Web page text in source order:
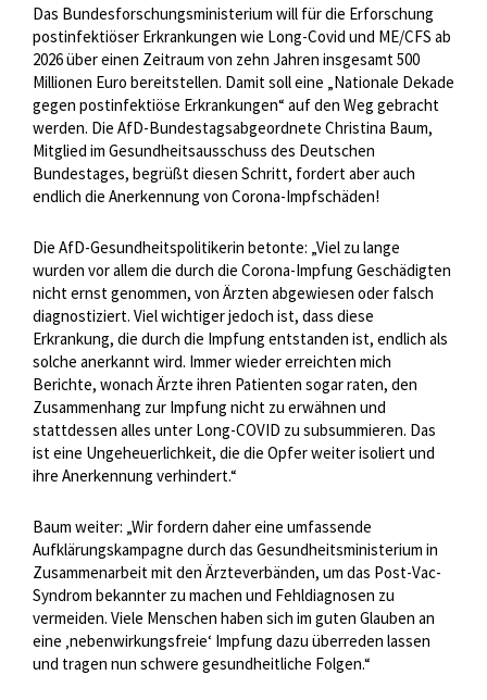
Das Bundesforschungsministerium will für die Erforschung
postinfektiöser Erkrankungen wie Long-Covid und ME/CFS ab
2026 über einen Zeitraum von zehn Jahren insgesamt 500
Millionen Euro bereitstellen. Damit soll eine „Nationale Dekade
gegen postinfektiöse Erkrankungen“ auf den Weg gebracht
werden. Die AfD-Bundestagsabgeordnete Christina Baum,
Mitglied im Gesundheitsausschuss des Deutschen
Bundestages, begrüßt diesen Schritt, fordert aber auch
endlich die Anerkennung von Corona-Impfschäden!
Die AfD-Gesundheitspolitikerin betonte: „Viel zu lange
wurden vor allem die durch die Corona-Impfung Geschädigten
nicht ernst genommen, von Ärzten abgewiesen oder falsch
diagnostiziert. Viel wichtiger jedoch ist, dass diese
Erkrankung, die durch die Impfung entstanden ist, endlich als
solche anerkannt wird. Immer wieder erreichten mich
Berichte, wonach Ärzte ihren Patienten sogar raten, den
Zusammenhang zur Impfung nicht zu erwähnen und
stattdessen alles unter Long-COVID zu subsummieren. Das
ist eine Ungeheuerlichkeit, die die Opfer weiter isoliert und
ihre Anerkennung verhindert.“
Baum weiter: „Wir fordern daher eine umfassende
Aufklärungskampagne durch das Gesundheitsministerium in
Zusammenarbeit mit den Ärzteverbänden, um das Post-Vac-
Syndrom bekannter zu machen und Fehldiagnosen zu
vermeiden. Viele Menschen haben sich im guten Glauben an
eine ‚nebenwirkungsfreie‘ Impfung dazu überreden lassen
und tragen nun schwere gesundheitliche Folgen.“